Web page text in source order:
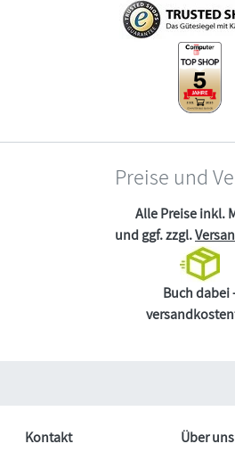
Preise und
Alle Preise inkl.
und ggf. zzgl.
Buch dabei
Kontakt Über uns